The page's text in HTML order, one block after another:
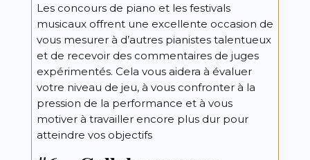
Les concours de piano et les festivals
musicaux offrent une excellente occasion de
vous mesurer à d’autres pianistes talentueux
et de recevoir des commentaires de juges
expérimentés. Cela vous aidera à évaluer
votre niveau de jeu, à vous confronter à la
pression de la performance et à vous
motiver à travailler encore plus dur pour
atteindre vos objectifs